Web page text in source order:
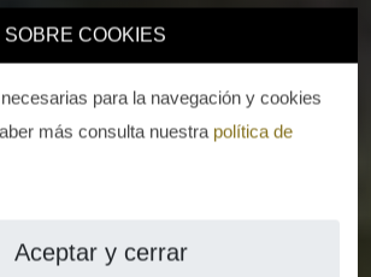
SOBRE COOKIES
para la navegación y cookies
más consulta nuestra política de
Aceptar y cerrar